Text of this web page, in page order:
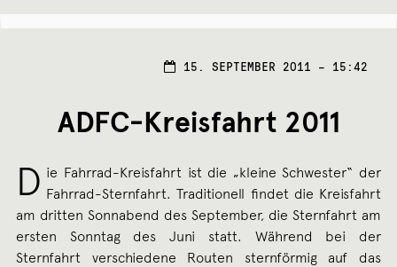
15. SEPTEMBER 2011 – 15:42
ADFC-Kreisfahrt 2011
D ie Fahrrad-Kreisfahrt ist die „kleine Schwester“ der
Fahrrad-Sternfahrt. Traditionell findet die Kreisfahrt
am dritten Sonnabend des September, die Sternfahrt am
ersten Sonntag des Juni statt. Während bei der
Sternfahrt verschiedene Routen sternförmig auf das